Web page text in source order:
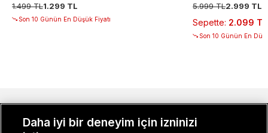
1.499 TL1.299 TL
Son 10 Günün En Düşük Fiyatı
5.999 TL2.999 TL
Sepette: 2.099 TL
Son 10 Günün En
Daha iyi bir deneyim için izninizi